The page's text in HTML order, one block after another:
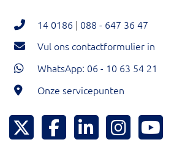
14 0186 | 088 - 647 36 47
Vul ons contactformulier in
WhatsApp: 06 - 10 63 54 21
Onze servicepunten
Hoeksche Waard Twitter
Hoeksche Waard
Hoeksche